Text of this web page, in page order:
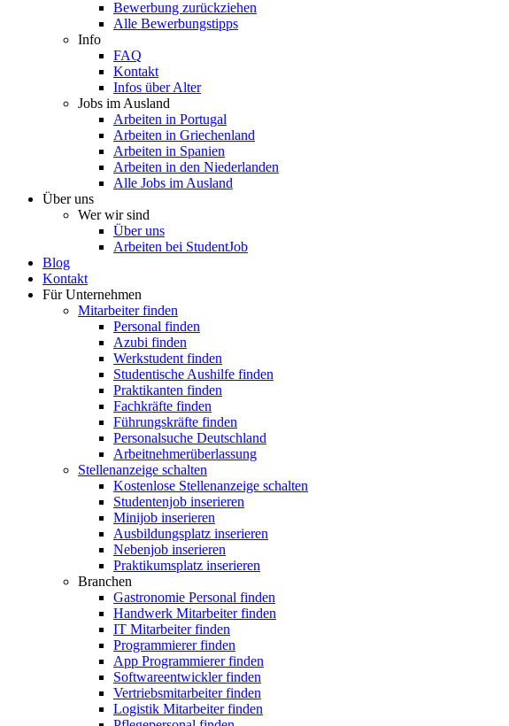
Bewerbung zurückziehen
Alle Bewerbungstipps
Info
FAQ
Kontakt
Infos über Alter
Jobs im Ausland
Arbeiten in Portugal
Arbeiten in Griechenland
Arbeiten in Spanien
Arbeiten in den Niederlanden
Alle Jobs im Ausland
Über uns
Wer wir sind
Über uns
Arbeiten bei StudentJob
Blog
Kontakt
Für Unternehmen
Mitarbeiter finden
Personal finden
Azubi finden
Werkstudent finden
Studentische Aushilfe finden
Praktikanten finden
Fachkräfte finden
Führungskräfte finden
Personalsuche Deutschland
Arbeitnehmerüberlassung
Stellenanzeige schalten
Kostenlose Stellenanzeige schalten
Studentenjob inserieren
Minijob inserieren
Ausbildungsplatz inserieren
Nebenjob inserieren
Praktikumsplatz inserieren
Branchen
Gastronomie Personal finden
Handwerk Mitarbeiter finden
IT Mitarbeiter finden
Programmierer finden
App Programmierer finden
Softwareentwickler finden
Vertriebsmitarbeiter finden
Logistik Mitarbeiter finden